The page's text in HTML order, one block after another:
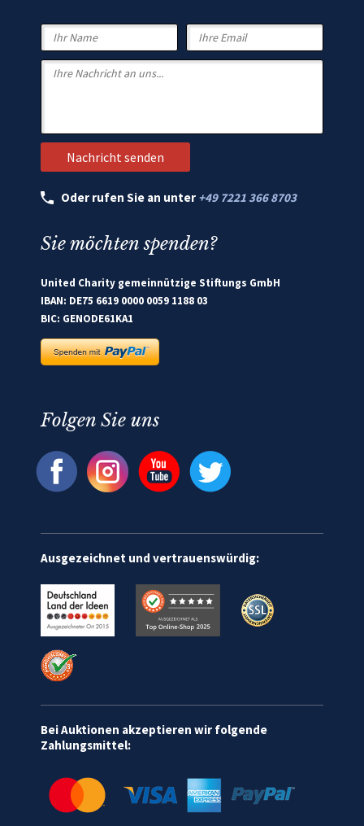
Oder rufen Sie an unter +49 7221 366 8703
Sie möchten spenden?
United Charity gemeinnützige Stiftungs GmbH
IBAN: DE75 6619 0000 0059 1188 03
BIC: GENODE61KA1
Folgen Sie uns
Ausgezeichnet und vertrauenswürdig:
Bei Auktionen akzeptieren wir folgende
Zahlungsmittel: